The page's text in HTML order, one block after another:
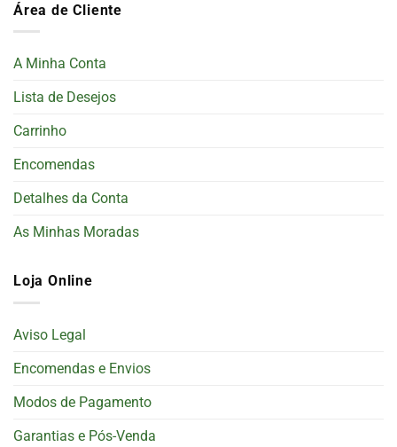
Área de Cliente
A Minha Conta
Lista de Desejos
Carrinho
Encomendas
Detalhes da Conta
As Minhas Moradas
Loja Online
Aviso Legal
Encomendas e Envios
Modos de Pagamento
Garantias e Pós-Venda